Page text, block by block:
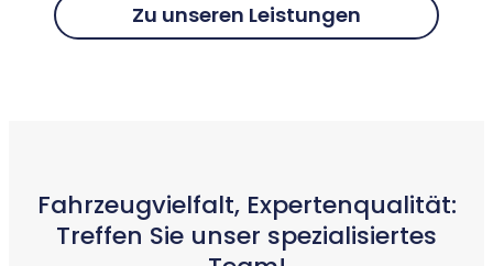
Zu unseren Leistungen
Fahrzeugvielfalt, Expertenqualität:
Treffen Sie unser spezialisiertes